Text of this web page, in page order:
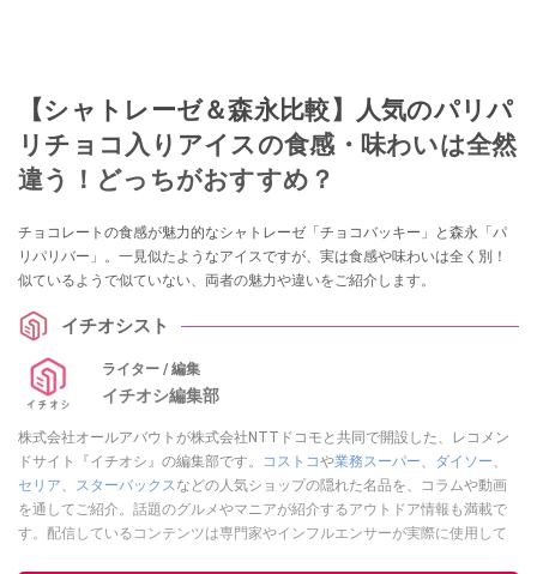
【シャトレーゼ＆森永比較】人気のパリパ
リチョコ入りアイスの食感・味わいは全然
違う！どっちがおすすめ？
チョコレートの食感が魅力的なシャトレーゼ「チョコバッキー」と森永「パ
リパリバー」。一見似たようなアイスですが、実は食感や味わいは全く別！
似ているようで似ていない、両者の魅力や違いをご紹介します。
イチオシスト
ライター / 編集
イチオシ編集部
株式会社オールアバウトが株式会社NTTドコモと共同で開設した、レコメン
ドサイト『イチオシ』の編集部です。
コストコや業務スーパー、 ダイソー、
セリア、 スターバックスなどの人気ショップの隠れた名品を、コラムや動画
を通してご紹介。話題のグルメやマニアが紹介するアウトドア情報も満載で
す。配信しているコンテンツは専門家やインフルエンサーが実際に使用して